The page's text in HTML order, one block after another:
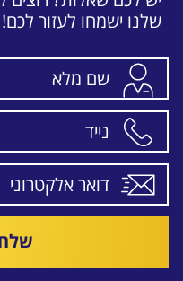
שלנו ישמחו לעזור לכם!